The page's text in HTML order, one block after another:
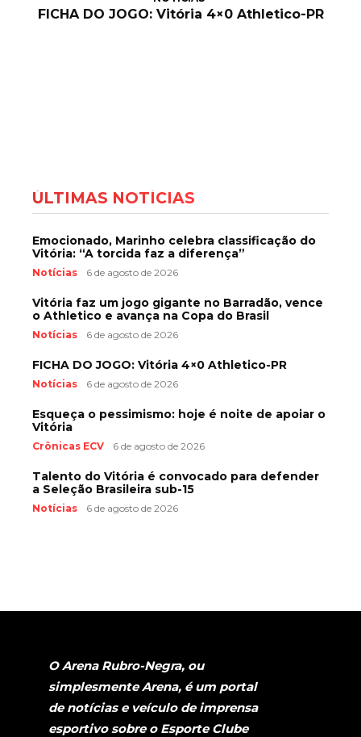
FICHA DO JOGO: Vitória 4×0 Athletico-PR
ÚLTIMAS NOTÍCIAS
Emocionado, Marinho celebra classificação do
Vitória: “A torcida faz a diferença”
Notícias 6 de agosto de 2026
Vitória faz um jogo gigante no Barradão, vence
o Athletico e avança na Copa do Brasil
Notícias 6 de agosto de 2026
FICHA DO JOGO: Vitória 4×0 Athletico-PR
Notícias 6 de agosto de 2026
Esqueça o pessimismo: hoje é noite de apoiar o
Vitória
Crônicas ECV 6 de agosto de 2026
Talento do Vitória é convocado para defender
a Seleção Brasileira sub-15
Notícias 6 de agosto de 2026
O Arena Rubro-Negra, ou
simplesmente Arena, é um portal
de notícias e veículo de imprensa
esportivo sobre o Esporte Clube